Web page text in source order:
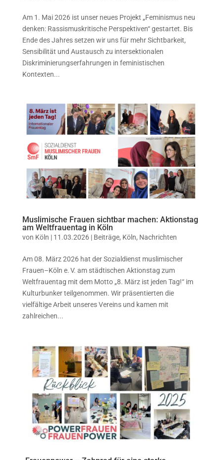
Am 1. Mai 2026 ist unser neues Projekt „Feminismus neu
denken: Rassismuskritische Perspektiven“ gestartet. Bis
Ende des Jahres setzen wir uns für mehr Sichtbarkeit,
Sensibilität und Austausch zu intersektionalen
Diskriminierungserfahrungen in feministischen
Kontexten...
Muslimische Frauen sichtbar machen: Aktionstag
am Weltfrauentag in Köln
von Köln | 11.03.2026| Beiträge, Köln, Nachrichten
Am 08. März 2026 hat der Sozialdienst muslimischer
Frauen–Köln e. V. am städtischen Aktionstag zum
Weltfrauentag mit dem Motto „8. März ist jeden Tag!“ im
Kulturbunker teilgenommen. Wir präsentierten die
vielfältige Arbeit unseres Vereins und kamen mit
zahlreichen...